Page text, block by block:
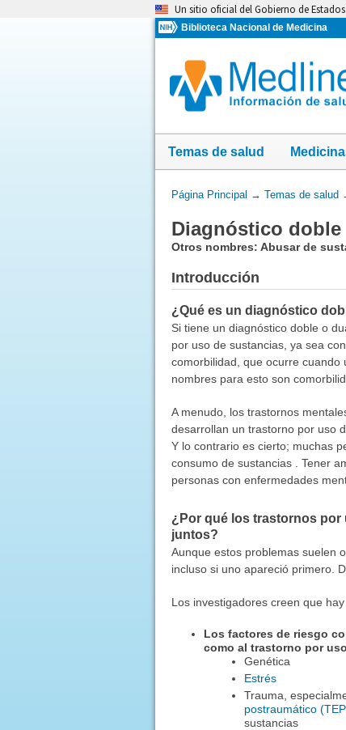
Un sitio oficial del Gobierno de
Biblioteca Nacional de Medicina
Temas de salud
Usted
aquí:
Página Principal → Temas de salud
Diagnóstico doble
Otros nombres: Abusar de
Introducción
¿Qué es un diagnóstico
Si tiene un diagnóstico doble o
por uso de sustancias, ya sea con
comorbilidad, que ocurre
nombres para esto son
A menudo, los trastornos
desarrollan un trastorno por uso
Y lo contrario es cierto; muchas
consumo de sustancias . Tener
personas con enfermedades
¿Por qué los trastornos
juntos?
Aunque estos problemas suelen
incluso si uno apareció primero.
Los investigadores creen que
Los factores de riesgo
como al trastorno por
Genética
Estrés
Trauma,
postraumático
sustancias